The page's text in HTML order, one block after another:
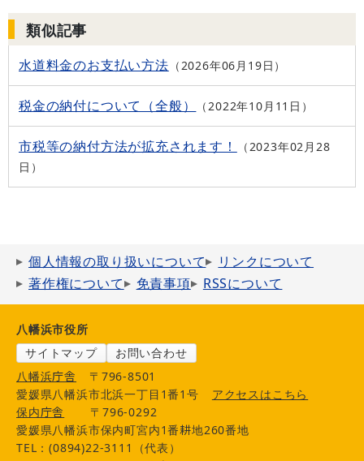
類似記事
水道料金のお支払い方法 2026年06月19日
税金の納付について（全般） 2022年10月11日
市税等の納付方法が拡充されます！
2023年02月28
日
個人情報の取り扱いについて
リンクについて
著作権について
免責事項 RSSについて
八幡浜市役所
サイトマップ
お問い合わせ
八幡浜庁舎
〒796-8501
愛媛県八幡浜市北浜一丁目1番1号
アクセスはこちら
保内庁舎
〒796-0292
愛媛県八幡浜市保内町宮内1番耕地260番地
TEL：(0894)22-3111（代表）